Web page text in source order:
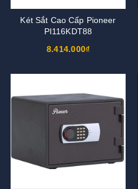
Két Sắt Cao Cấp Pioneer
PI116KDT88
8.414.000₫